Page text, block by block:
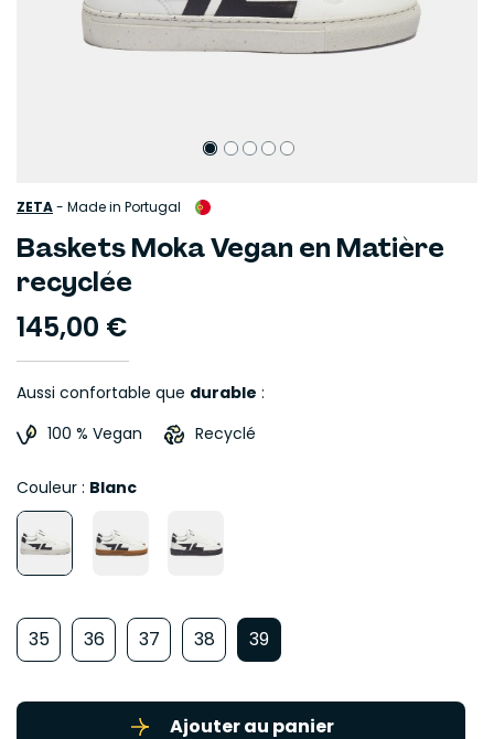
ZETA- Made in Portugal
Baskets Moka Vegan en Matière
recyclée
145,00 €
Aussi confortable que durable :
100 % Vegan
Recyclé
Couleur : Blanc
35 36 37 38 39
Ajouter au panier